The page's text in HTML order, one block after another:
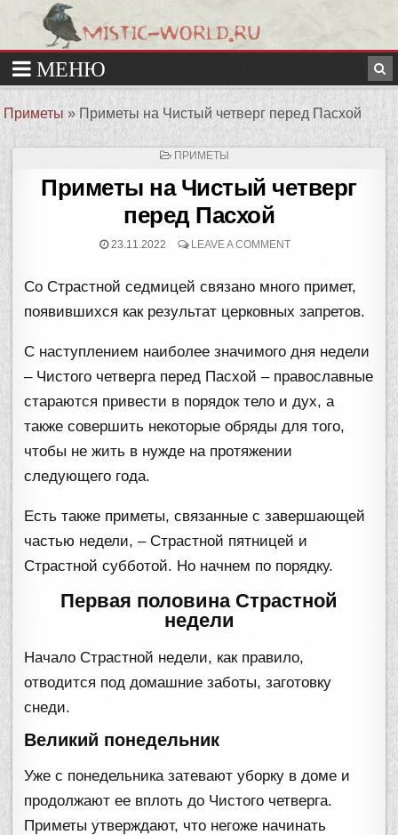
Приметы » Приметы на Чистый четверг перед Пасхой
ОПУБЛИКОВАНО
ПРИМЕТЫ
Приметы на Чистый четверг
перед Пасхой
23.11.2022 LEAVE A COMMENT
Со Страстной седмицей связано много примет,
появившихся как результат церковных запретов.
С наступлением наиболее значимого дня недели
– Чистого четверга перед Пасхой – православные
стараются привести в порядок тело и дух, а
также совершить некоторые обряды для того,
чтобы не жить в нужде на протяжении
следующего года.
Есть также приметы, связанные с завершающей
частью недели, – Страстной пятницей и
Страстной субботой. Но начнем по порядку.
Первая половина Страстной
недели
Начало Страстной недели, как правило,
отводится под домашние заботы, заготовку
снеди.
Великий понедельник
Уже с понедельника затевают уборку в доме и
продолжают ее вплоть до Чистого четверга.
Приметы утверждают, что негоже начинать